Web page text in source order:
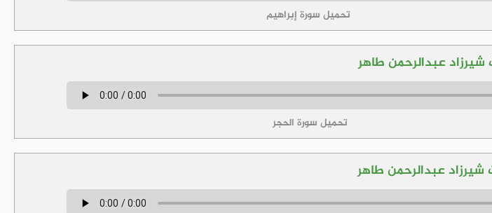
تحميل سورة إبراهيم
عبدالرحمن طاهر
تحميل سورة الحجر
عبدالرحمن طاهر